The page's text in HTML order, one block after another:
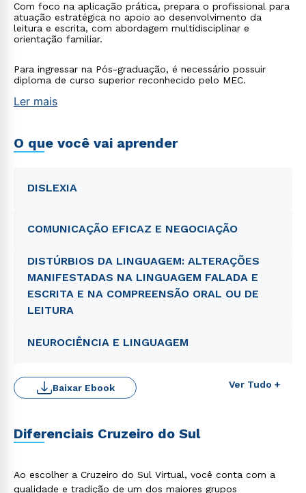
Com foco na aplicação prática, prepara o profissional para
atuação estratégica no apoio ao desenvolvimento da
leitura e escrita, com abordagem multidisciplinar e
orientação familiar.
Para ingressar na Pós-graduação, é necessário possuir
diploma de curso superior reconhecido pelo MEC.
Ler mais
O que você vai aprender
DISLEXIA
COMUNICAÇÃO EFICAZ E NEGOCIAÇÃO
DISTÚRBIOS DA LINGUAGEM: ALTERAÇÕES
MANIFESTADAS NA LINGUAGEM FALADA E
ESCRITA E NA COMPREENSÃO ORAL OU DE
LEITURA
NEUROCIÊNCIA E LINGUAGEM
Ver Tudo +
Baixar Ebook
Diferenciais Cruzeiro do Sul
Ao escolher a Cruzeiro do Sul Virtual, você conta com a
qualidade e tradição de um dos maiores grupos
Rápido e fácil
WhatsApp